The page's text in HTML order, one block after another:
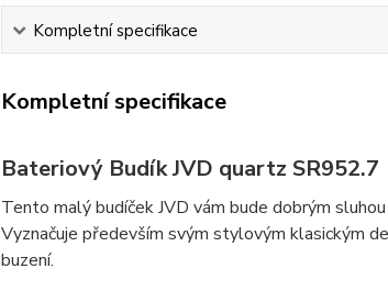
Kompletní specifikace
Kompletní specifikace
Bateriový Budík JVD quartz SR952.7
Tento malý budíček JVD vám bude dobrým
Vyznačuje především svým stylovým klasickým
buzení.